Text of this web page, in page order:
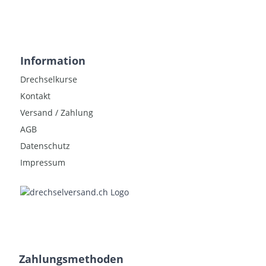
Information
Drechselkurse
Kontakt
Versand / Zahlung
AGB
Datenschutz
Impressum
Zahlungsmethoden